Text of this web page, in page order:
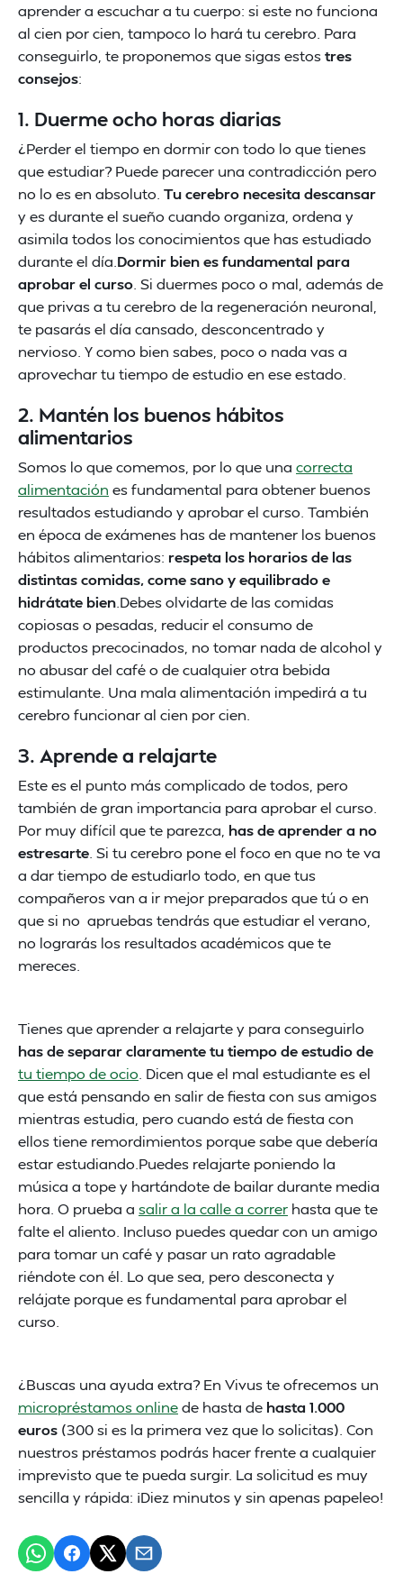
aprender a escuchar a tu cuerpo: si este no funciona
al cien por cien, tampoco lo hará tu cerebro. Para
conseguirlo, te proponemos que sigas estostres
consejos:
1. Duerme ocho horas diarias
¿Perder el tiempo en dormir con todo lo que tienes
que estudiar? Puede parecer una contradicción pero
no lo es en absoluto. Tu cerebro necesita descansar
y es durante el sueño cuando organiza, ordena y
asimila todos los conocimientos que has estudiado
durante el día. Dormir bien es fundamental para
aprobar el curso . Si duermes poco o mal, además de
que privas a tu cerebro de la regeneración neuronal,
te pasarás el día cansado, desconcentrado y
nervioso. Y como bien sabes, poco o nada vas a
aprovechar tu tiempo de estudio en ese estado.
2. Mantén los buenos hábitos
alimentarios
Somos lo que comemos, por lo que una correcta
alimentación es fundamental para obtener buenos
resultados estudiando y aprobar el curso. También
en época de exámenes has de mantener los buenos
hábitos alimentarios: respeta los horarios de las
distintas comidas, come sano y equilibrado e
hidrátate bien .Debes olvidarte de las comidas
copiosas o pesadas, reducir el consumo de
productos precocinados, no tomar nada de alcohol y
no abusar del café o de cualquier otra bebida
estimulante. Una mala alimentación impedirá a tu
cerebro funcionar al cien por cien.
3. Aprende a relajarte
Este es el punto más complicado de todos, pero
también de gran importancia para aprobar el curso.
Por muy difícil que te parezca, has de aprender a no
estresarte . Si tu cerebro pone el foco en que no te va
a dar tiempo de estudiarlo todo, en que tus
compañeros van a ir mejor preparados que tú o en
que si no apruebas tendrás que estudiar el verano,
no lograrás los resultados académicos que te
mereces.
Tienes que aprender a relajarte y para conseguirlo
has de separar claramente tu tiempo de estudio de
tu tiempo de ocio . Dicen que el mal estudiante es el
que está pensando en salir de fiesta con sus amigos
mientras estudia, pero cuando está de fiesta con
ellos tiene remordimientos porque sabe que debería
estar estudiando.Puedes relajarte poniendo la
música a tope y hartándote de bailar durante media
hora. O prueba a salir a la calle a correr hasta que te
falte el aliento. Incluso puedes quedar con un amigo
para tomar un café y pasar un rato agradable
riéndote con él. Lo que sea, pero desconecta y
relájate porque es fundamental para aprobar el
curso.
¿Buscas una ayuda extra? En Vivus te ofrecemos un
micropréstamos onlinede hasta de hasta 1.000
euros (300 si es la primera vez que lo solicitas). Con
nuestros préstamos podrás hacer frente a cualquier
imprevisto que te pueda surgir. La solicitud es muy
sencilla y rápida: ¡Diez minutos y sin apenas papeleo!